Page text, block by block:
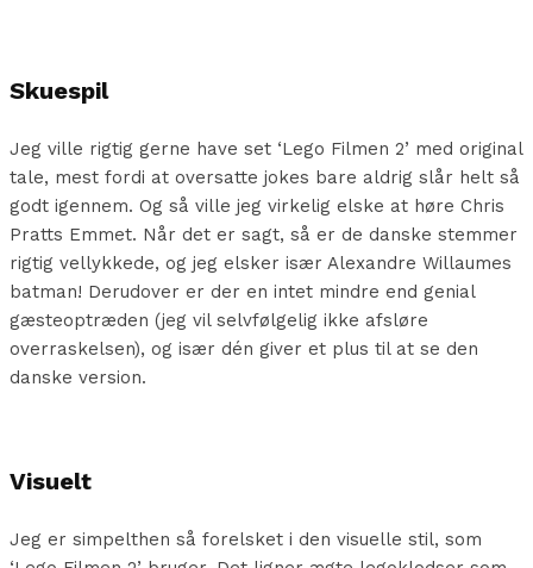
Skuespil
Jeg ville rigtig gerne have set ‘Lego Filmen 2’ med original
tale, mest fordi at oversatte jokes bare aldrig slår helt så
godt igennem. Og så ville jeg virkelig elske at høre Chris
Pratts Emmet. Når det er sagt, så er de danske stemmer
rigtig vellykkede, og jeg elsker især Alexandre Willaumes
batman! Derudover er der en intet mindre end genial
gæsteoptræden (jeg vil selvfølgelig ikke afsløre
overraskelsen), og især dén giver et plus til at se den
danske version.
Visuelt
Jeg er simpelthen så forelsket i den visuelle stil, som